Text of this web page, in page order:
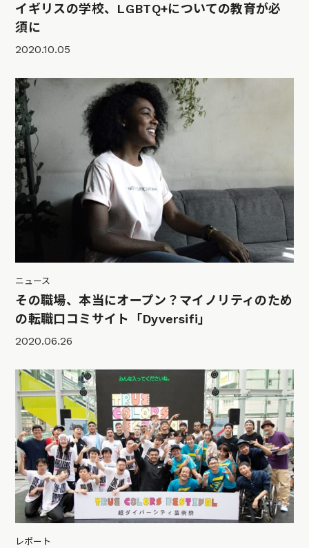
イギリスの学校、LGBTQ+についての教育が必
須に
2020.10.05
ニュース
その職場、本当にオープン？マイノリティのため
の転職口コミサイト「Dyversifi」
2020.06.26
レポート